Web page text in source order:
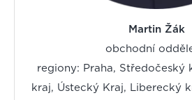
Martin Žák
obchodní
regiony: Praha, Středočeský
kraj, Ústecký Kraj, Liberecký